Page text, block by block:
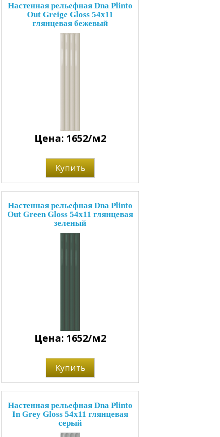
Настенная рельефная Dna Plinto
Out Greige Gloss 54x11
глянцевая бежевый
Цена: 1652/м2
Купить
Настенная рельефная Dna Plinto
Out Green Gloss 54x11 глянцевая
зеленый
Цена: 1652/м2
Купить
Настенная рельефная Dna Plinto
In Grey Gloss 54x11 глянцевая
серый